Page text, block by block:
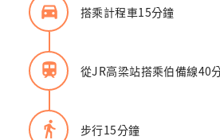
directions_car_filled 搭乘計程車15分鐘
train 從JR高梁站搭乘伯備線40
directions_walk 步行15分鐘